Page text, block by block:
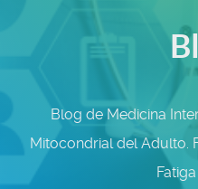
Blog de Medicina
Mitocondrial del Adulto.